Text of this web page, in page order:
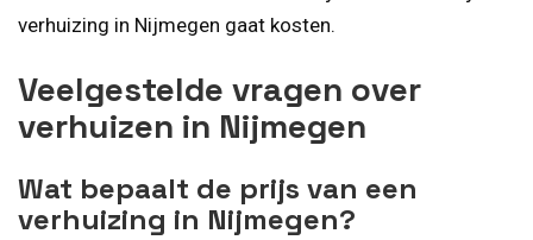
verhuizing in Nijmegen gaat kosten.
Veelgestelde vragen over
verhuizen in Nijmegen
Wat bepaalt de prijs van een
verhuizing in Nijmegen?